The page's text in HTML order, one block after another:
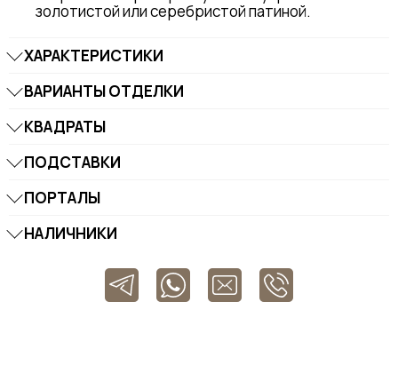
золотистой или серебристой патиной.
ХАРАКТЕРИСТИКИ
ВАРИАНТЫ ОТДЕЛКИ
КВАДРАТЫ
ПОДСТАВКИ
ПОРТАЛЫ
НАЛИЧНИКИ